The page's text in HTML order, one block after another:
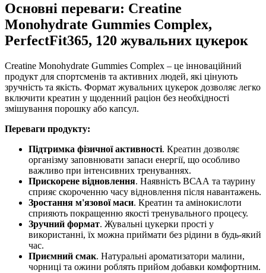
Основні переваги: Creatine
Monohydrate Gummies Complex,
PerfectFit365, 120 жувальних цукерок
Creatine Monohydrate Gummies Complex – це інноваційний
продукт для спортсменів та активних людей, які цінують
зручність та якість. Формат жувальних цукерок дозволяє легко
включити креатин у щоденний раціон без необхідності
змішування порошку або капсул.
Переваги продукту:
Підтримка фізичної активності. Креатин дозволяє
організму заповнювати запаси енергії, що особливо
важливо при інтенсивних тренуваннях.
Прискорене відновлення. Наявність ВСАА та таурину
сприяє скороченню часу відновлення після навантажень.
Зростання м'язової маси. Креатин та амінокислоти
сприяють покращенню якості тренувального процесу.
Зручний формат. Жувальні цукерки прості у
використанні, їх можна приймати без рідини в будь-який
час.
Приємний смак. Натуральні ароматизатори малини,
чорниці та ожини роблять прийом добавки комфортним.